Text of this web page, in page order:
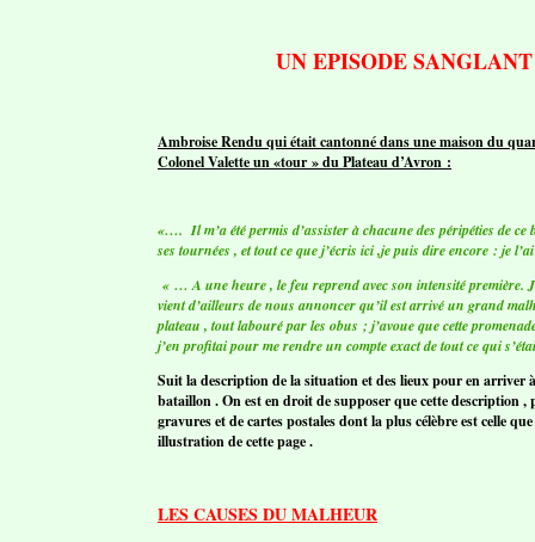
UN EPISODE
Ambroise Rendu qui était cantonné dans une maison du
Colonel Valette un «tour » du Plateau d’Avron :
«…. Il m’a été permis d’assister à chacune des péripéties de
ses tournées , et tout ce que j’écris ici ,je puis dire encore : je
« … A une heure , le feu reprend avec son intensité première.
vient d’ailleurs de nous annoncer qu’il est arrivé un grand
plateau , tout labouré par les obus ; j’avoue que cette
j’en profitai pour me rendre un compte exact de tout ce qui
Suit la description de la situation et des lieux pour en arriver
bataillon . On est en droit de supposer que cette description
gravures et de cartes postales dont la plus célèbre est celle
illustration de cette page .
LES CAUSES DU MALHEUR